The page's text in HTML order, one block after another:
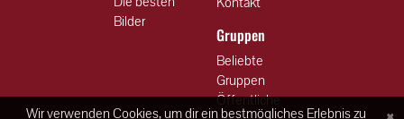
Bilder
Gruppen
Beliebte
Gruppen
Öffentliche
Wir verwenden Cookies, um dir ein bestmögliches Erlebnis zu